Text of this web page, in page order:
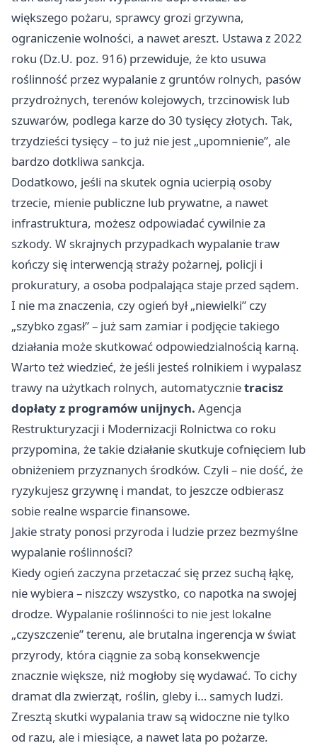
większego pożaru, sprawcy grozi grzywna,
ograniczenie wolności, a nawet areszt. Ustawa z 2022
roku (Dz.U. poz. 916) przewiduje, że kto usuwa
roślinność przez wypalanie z gruntów rolnych, pasów
przydrożnych, terenów kolejowych, trzcinowisk lub
szuwarów, podlega karze do 30 tysięcy złotych. Tak,
trzydzieści tysięcy – to już nie jest „upomnienie”, ale
bardzo dotkliwa sankcja.
Dodatkowo, jeśli na skutek ognia ucierpią osoby
trzecie, mienie publiczne lub prywatne, a nawet
infrastruktura, możesz odpowiadać cywilnie za
szkody. W skrajnych przypadkach wypalanie traw
kończy się interwencją straży pożarnej, policji i
prokuratury, a osoba podpalająca staje przed sądem.
I nie ma znaczenia, czy ogień był „niewielki” czy
„szybko zgasł” – już sam zamiar i podjęcie takiego
działania może skutkować odpowiedzialnością karną.
Warto też wiedzieć, że jeśli jesteś rolnikiem i wypalasz
trawy na użytkach rolnych, automatycznietracisz
dopłaty z programów unijnych. Agencja
Restrukturyzacji i Modernizacji Rolnictwa co roku
przypomina, że takie działanie skutkuje cofnięciem lub
obniżeniem przyznanych środków. Czyli – nie dość, że
ryzykujesz grzywnę i mandat, to jeszcze odbierasz
sobie realne wsparcie finansowe.
Jakie straty ponosi przyroda i ludzie przez bezmyślne
wypalanie roślinności?
Kiedy ogień zaczyna przetaczać się przez suchą łąkę,
nie wybiera – niszczy wszystko, co napotka na swojej
drodze. Wypalanie roślinności to nie jest lokalne
„czyszczenie” terenu, ale brutalna ingerencja w świat
przyrody, która ciągnie za sobą konsekwencje
znacznie większe, niż mogłoby się wydawać. To cichy
dramat dla zwierząt, roślin, gleby i… samych ludzi.
Zresztą skutki wypalania traw są widoczne nie tylko
od razu, ale i miesiące, a nawet lata po pożarze.